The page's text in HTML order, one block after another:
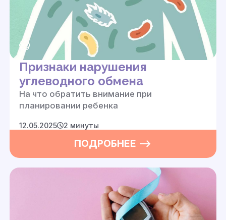
Признаки нарушения
углеводного обмена
На что обратить внимание при
планировании ребенка
ПОДРОБНЕЕ —>
12.05.2025 2 минуты